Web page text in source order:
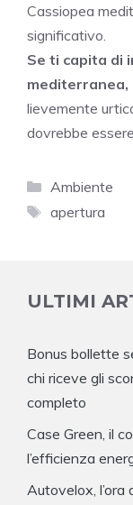
Cassiopea
significativo.
Se ti capita di
mediterranea,
lievemente
dovrebbe
Categorie
Ambiente
Tag
apertura
ULTIMI
Bonus bollette
chi riceve gli
completo
Case Green, il
l’efficienza
Autovelox,